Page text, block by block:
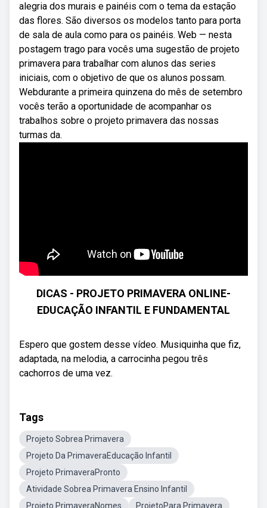
alegria dos murais e painéis com o tema da estação
das flores. São diversos os modelos tanto para porta
de sala de aula como para os painéis. Web — nesta
postagem trago para vocês uma sugestão de projeto
primavera para trabalhar com alunos das series
iniciais, com o objetivo de que os alunos possam.
Webdurante a primeira quinzena do mês de setembro
vocês terão a oportunidade de acompanhar os
trabalhos sobre o projeto primavera das nossas
turmas da.
DICAS - PROJETO PRIMAVERA ONLINE-
EDUCAÇÃO INFANTIL E FUNDAMENTAL
Espero que gostem desse vídeo. Musiquinha que fiz,
adaptada, na melodia, a carrocinha pegou três
cachorros de uma vez.
Tags
Projeto Sobrea Primavera
Projeto Da PrimaveraEducação Infantil
Projeto PrimaveraPronto
Atividade Sobrea Primavera Ensino Infantil
Projeto PrimaveraNomes
ProjetoPara Primavera